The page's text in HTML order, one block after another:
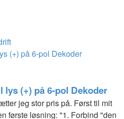
(+) på 6-pol Dekoder
lys (+) på 6-pol Dekoder
jeg stor pris på. Først til mit
første løsning: "1. Forbind "den